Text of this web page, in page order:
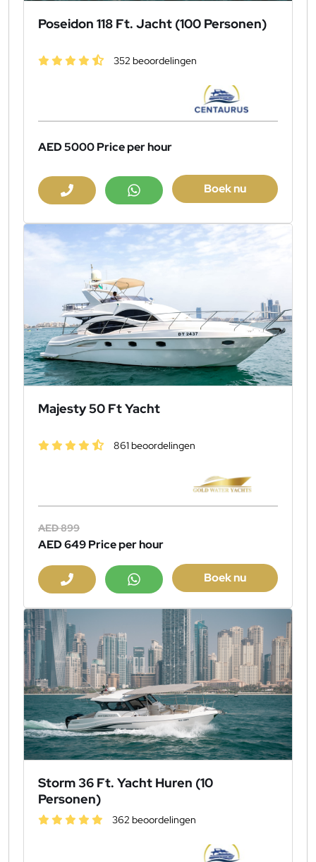
Poseidon 118 Ft. Jacht (100 Personen)
352 beoordelingen
AED 5000Price per hour
Boek nu
Majesty 50 Ft Yacht
861 beoordelingen
AED 899
AED 649Price per hour
Boek nu
Storm 36 Ft. Yacht Huren (10
Personen)
362 beoordelingen